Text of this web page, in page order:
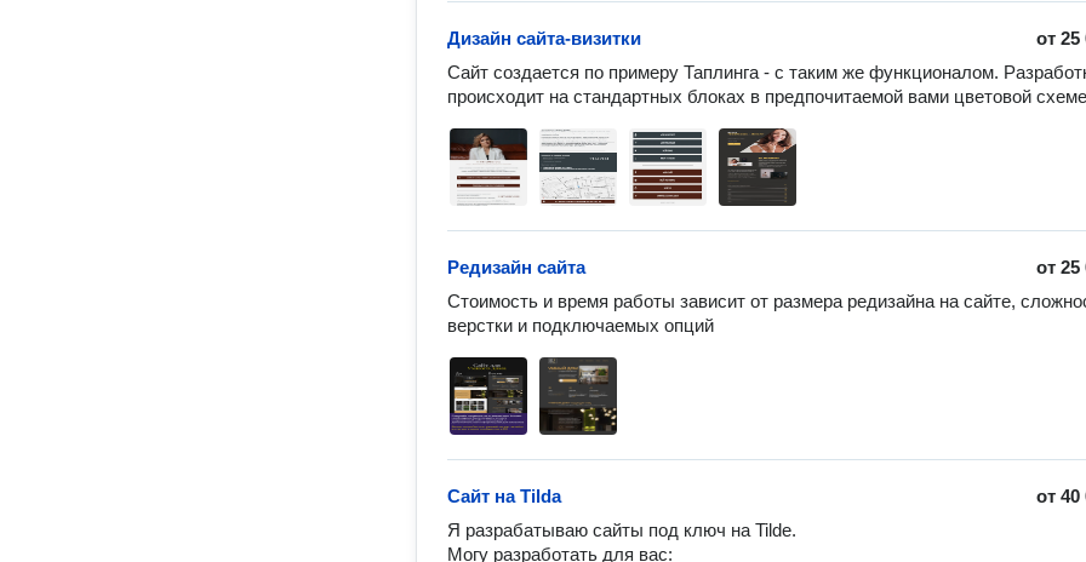
от25
Дизайн сайта-визитки
Сайт создается по примеру Таплинга - с таким же функционалом.
от25
Редизайн сайта
Стоимость и время работы зависит от размера редизайна на сайте,
верстки и подключаемых опций
от40
Сайт на Tilda
Я разрабатываю сайты под ключ на Tilde.
Могу разработать для вас: